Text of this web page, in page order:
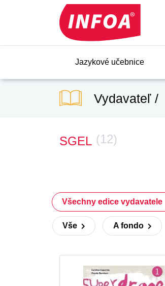
Jazykové učebnice
Vydavateľ
SGEL (12)
Všechny edice vydavatele
Vše A fondo
Colección Saber.es - SGEL